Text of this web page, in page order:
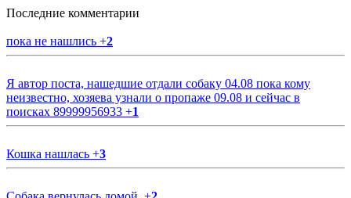
Последние комментарии
пока не нашлись +2
Я автор поста, нашедшие отдали собаку 04.08 пока кому
неизвестно, хозяева узнали о пропаже 09.08 и сейчас в
поисках 89999956933 +1
Кошка нашлась +3